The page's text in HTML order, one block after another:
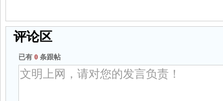
评论区
已有 0 条跟帖